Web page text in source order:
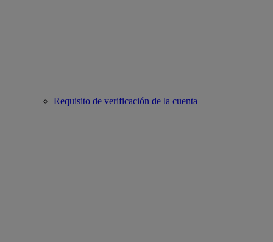
Requisito de verificación de la cuenta